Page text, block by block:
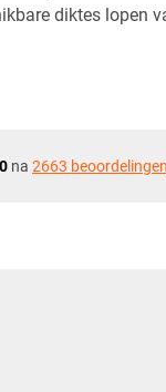
diktes lopen
na 2663 beoordelingen